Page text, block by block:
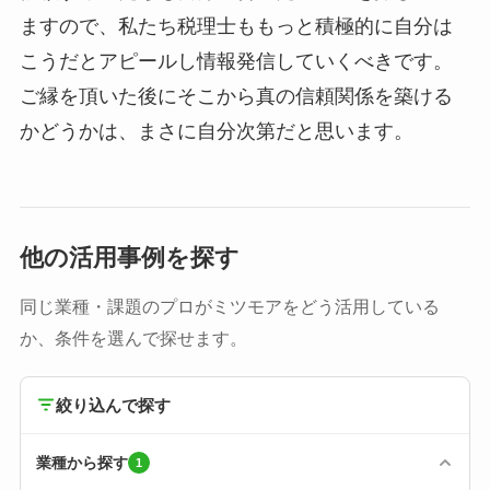
ますので、私たち税理士ももっと積極的に自分は
こうだとアピールし情報発信していくべきです。
ご縁を頂いた後にそこから真の信頼関係を築ける
かどうかは、まさに自分次第だと思います。
他の活用事例を探す
同じ業種・課題のプロがミツモアをどう活用している
か、条件を選んで探せます。
絞り込んで探す
業種から探す 1